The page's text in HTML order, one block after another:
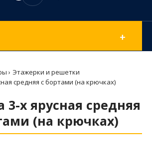
Этажерки и решетки
средняя с бортами (на крючках)
3-х ярусная средняя
(на крючках)